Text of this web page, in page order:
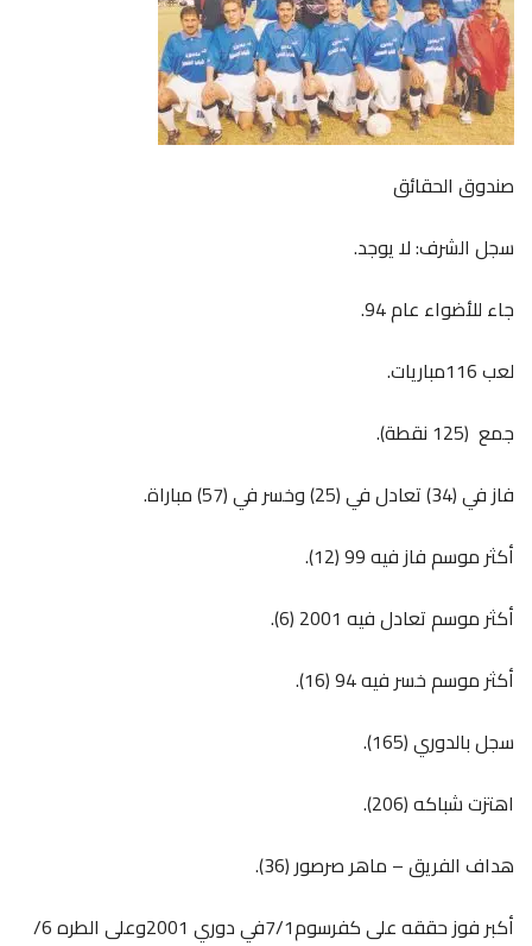
صندوق الحقائق
سجل الشرف: لا يوجد.
جاء للأضواء عام 94.
لعب 116مباريات.
جمع (125 نقطة).
فاز في (34) تعادل في (25) وخسر في (57) مباراة.
أكثر موسم فاز فيه 99 (12).
أكثر موسم تعادل فيه 2001 (6).
أكثر موسم خسر فيه 94 (16).
سجل بالدوري (165).
اهتزت شباكه (206).
هداف الفريق – ماهر صرصور (36).
أكبر فوز حققه على كفرسوم7/1في دوري 2001وعلى الطره 6/